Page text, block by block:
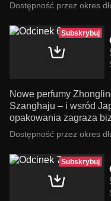
Dostępność przez okres
Subskrybuj
Nowe perfumy
Szanghaju – i wsród
opakowania zagraza
Dostępność przez okres
Subskrybuj